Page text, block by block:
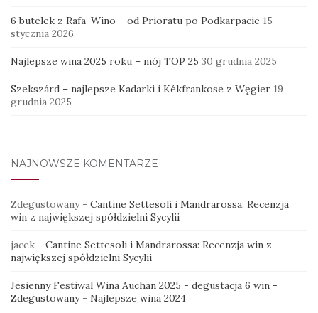
6 butelek z Rafa-Wino – od Prioratu po Podkarpacie 15
stycznia 2026
Najlepsze wina 2025 roku – mój TOP 25 30 grudnia 2025
Szekszárd – najlepsze Kadarki i Kékfrankose z Węgier 19
grudnia 2025
NAJNOWSZE KOMENTARZE
Zdegustowany- Cantine Settesoli i Mandrarossa: Recenzja
win z największej spółdzielni Sycylii
jacek - Cantine Settesoli i Mandrarossa: Recenzja win z
największej spółdzielni Sycylii
Jesienny Festiwal Wina Auchan 2025 - degustacja 6 win -
Zdegustowany- Najlepsze wina 2024